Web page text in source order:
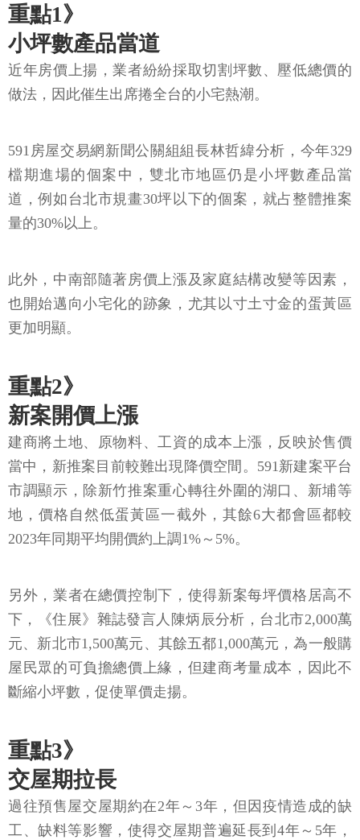
重點1》
小坪數產品當道
近年房價上揚，業者紛紛採取切割坪數、壓低總價的
做法，因此催生出席捲全台的小宅熱潮。
591房屋交易網新聞公關組組長林哲緯分析，今年329
檔期進場的個案中，雙北市地區仍是小坪數產品當
道，例如台北市規畫30坪以下的個案，就占整體推案
量的30%以上。
此外，中南部隨著房價上漲及家庭結構改變等因素，
也開始邁向小宅化的跡象，尤其以寸土寸金的蛋黃區
更加明顯。
重點2》
新案開價上漲
建商將土地、原物料、工資的成本上漲，反映於售價
當中，新推案目前較難出現降價空間。591新建案平台
市調顯示，除新竹推案重心轉往外圍的湖口、新埔等
地，價格自然低蛋黃區一截外，其餘6大都會區都較
2023年同期平均開價約上調1%～5%。
另外，業者在總價控制下，使得新案每坪價格居高不
下，《住展》雜誌發言人陳炳辰分析，台北市2,000萬
元、新北市1,500萬元、其餘五都1,000萬元，為一般購
屋民眾的可負擔總價上緣，但建商考量成本，因此不
斷縮小坪數，促使單價走揚。
重點3》
交屋期拉長
過往預售屋交屋期約在2年～3年，但因疫情造成的缺
工、缺料等影響，使得交屋期普遍延長到4年～5年，